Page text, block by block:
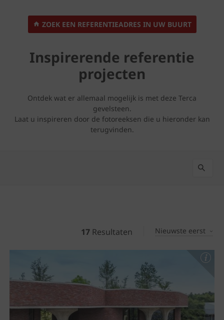
ZOEK EEN REFERENTIEADRES IN UW BUURT
Inspirerende referentie
projecten
Ontdek wat er allemaal mogelijk is met deze Terca
gevelsteen.
Laat u inspireren door de fotoreeksen die u hieronder kan
terugvinden.
17 Resultaten Nieuwste eerst